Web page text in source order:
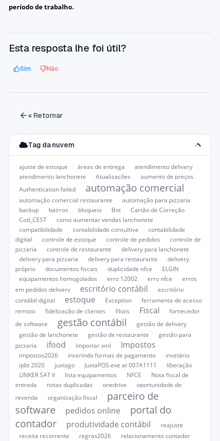
período de trabalho.
Esta resposta lhe foi útil?
Sim Não
« Retornar
Tag da nuvem
ajuste de estoque áreas de entrega
atendimento delivery
atendimento lanchonete
Atualizações
aumento de preços
Authentication failed
automação comercial
automação comercial restaurante
automação para pizzaria
backup
bairros bloqueio Bot
Cartão de Correção
Cod_CEST
como aumentar vendas lanchonete
compatibilidade
contabilidade consultiva
contabilidade
digital
controle de estoque controle de pedidos
controle de
pizzaria
controle de restaurante
delivery para lanchonete
delivery para pizzaria
delivery para restaurante
delivery
próprio
documentos fiscais duplicidade nfce
ELGIN
equipamentos homogolados
erro 12002 erro nfce
erros
em pedidos delivery
escritório contábil
escritório
contábil digital
estoque Exception
ferramenta de acesso
remoto
fidelização de clientes filiais Fiscal
fornecedor
de software
gestão contábil
gestão de delivery
gestão de lanchonete
gestão de restaurante
gestão para
pizzaria
ifood importar xml Impostos
impostos2026 inserindo formas de pagamento
invetário
ipbt 2020
juxtago JuxtaPOS.exe at 007A1111
liberação
LINKER SAT II
lista equipamentos NFCE
Nota fiscal de
entrada
notas duplicadas onedrive
oportunidade de
revenda
organização fiscal
parceiro de
software
pedidos online
portal do
contador
produtividade contábil
reajuste
receita recorrente
regras2026
relacionamento contador